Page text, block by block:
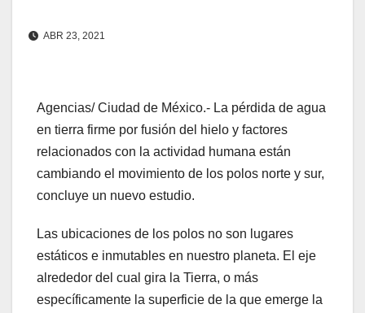
ABR 23, 2021
Agencias/ Ciudad de México.- La pérdida de agua
en tierra firme por fusión del hielo y factores
relacionados con la actividad humana están
cambiando el movimiento de los polos norte y sur,
concluye un nuevo estudio.
Las ubicaciones de los polos no son lugares
estáticos e inmutables en nuestro planeta. El eje
alrededor del cual gira la Tierra, o más
específicamente la superficie de la que emerge la